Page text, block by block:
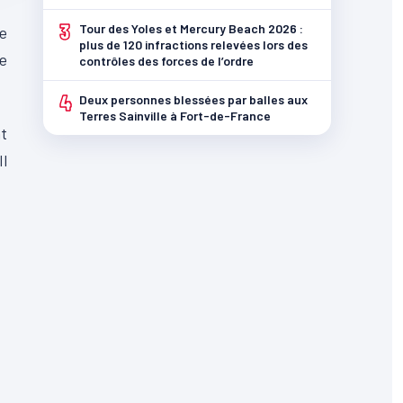
3
Tour des Yoles et Mercury Beach 2026 :
plus de 120 infractions relevées lors des
contrôles des forces de l’ordre
4 Deux personnes blessées par balles aux
Terres Sainville à Fort-de-France